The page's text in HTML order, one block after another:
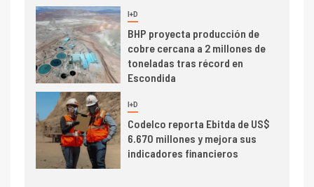
6 I+D
BHP proyecta producción de
cobre cercana a 2 millones de
toneladas tras récord en
Escondida
I+D
Codelco reporta Ebitda de US$
6.670 millones y mejora sus
indicadores financieros